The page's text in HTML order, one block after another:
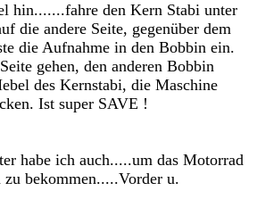
hin.......fahre den Kern Stabi unter
die andere Seite, gegenüber dem
die Aufnahme in den Bobbin ein.
gehen, den anderen Bobbin
des Kernstabi, die Maschine
Ist super SAVE !
habe ich auch.....um das Motorrad
bekommen.....Vorder u.